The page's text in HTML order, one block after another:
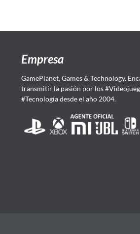
Empresa
GamePlanet, Games & Technology.
transmitir la pasión por los
#Tecnología desde el año 2004.